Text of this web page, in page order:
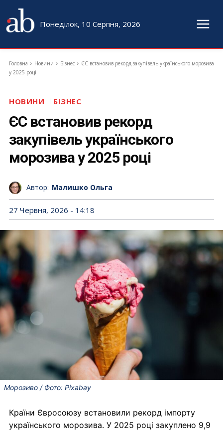
Понеділок, 10 Серпня, 2026
Головна Новини Бізнес
ЄС встановив рекорд закупівель українського морозива
у 2025 році
НОВИНИ БІЗНЕС
ЄС встановив рекорд
закупівель українського
морозива у 2025 році
Автор: Малишко Ольга
27 Червня, 2026 - 14:18
Морозиво / Фото: Pixabay
Країни Євросоюзу встановили рекорд імпорту
українського морозива. У 2025 році закуплено 9,9